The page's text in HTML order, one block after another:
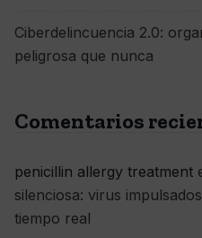
Ciberdelincuencia 2.0:
peligrosa que nunca
Comentarios
penicillin allergy treatment
silenciosa: virus
tiempo real